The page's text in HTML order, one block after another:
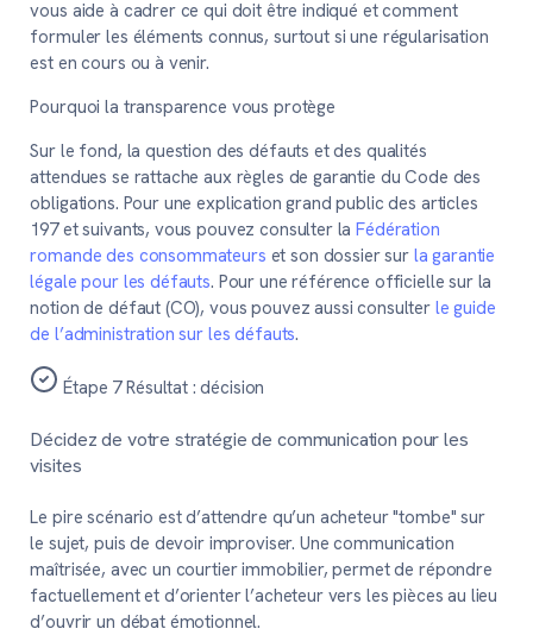
vous aide à cadrer ce qui doit être indiqué et comment
formuler les éléments connus, surtout si une régularisation
est en cours ou à venir.
Pourquoi la transparence vous protège
Sur le fond, la question des défauts et des qualités
attendues se rattache aux règles de garantie du Code des
obligations. Pour une explication grand public des articles
197 et suivants, vous pouvez consulter laFédération
romande des consommateurs et son dossier sur la garantie
légale pour les défauts. Pour une référence officielle sur la
notion de défaut (CO), vous pouvez aussi consulter le guide
de l’administration sur les défauts.
Étape 7Résultat : décision
Décidez de votre stratégie de communication pour les
visites
Le pire scénario est d’attendre qu’un acheteur "tombe" sur
le sujet, puis de devoir improviser. Une communication
maîtrisée, avec un courtier immobilier, permet de répondre
factuellement et d’orienter l’acheteur vers les pièces au lieu
d’ouvrir un débat émotionnel.